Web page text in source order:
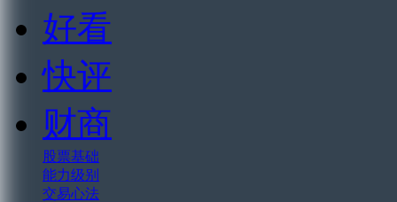
好看
快评
财商
股票基础
能力级别
交易心法